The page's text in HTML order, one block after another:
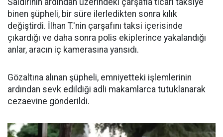
Saldırının ardından üzerindeki çarşafla ticari taksiye
binen şüpheli, bir süre ilerledikten sonra kılık
değiştirdi. İlhan T.'nin çarşafını taksi içerisinde
çıkardığı ve daha sonra polis ekiplerince yakalandığı
anlar, aracın iç kamerasına yansıdı.
Gözaltına alınan şüpheli, emniyetteki işlemlerinin
ardından sevk edildiği adli makamlarca tutuklanarak
cezaevine gönderildi.